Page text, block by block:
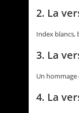
2. La
Index blancs,
3. La
Un hommage
4. La